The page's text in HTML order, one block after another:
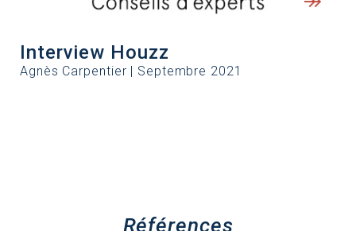
Interview Houzz
Agnès Carpentier | Septembre 2021
Références